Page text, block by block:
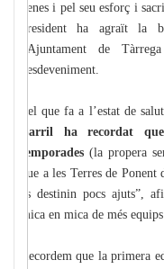
nenes i pel seu esforç i
president ha agraït la
l'Ajuntament de
l'esdeveniment.
Pel que fa a l’estat de
Barril ha recordat
temporades (la propera
que a les Terres de
es destinin pocs ajuts”,
mica en mica de més
Recordem que la primera